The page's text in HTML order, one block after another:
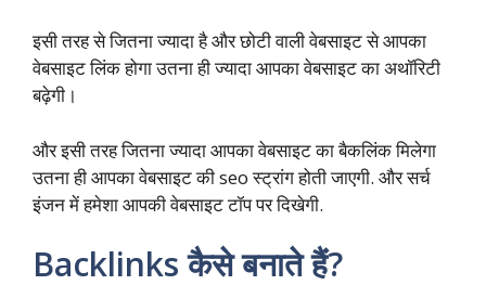
इसी तरह से जितना ज्यादा है और छोटी वाली वेबसाइट से आपका
वेबसाइट लिंक होगा उतना ही ज्यादा आपका वेबसाइट का अथॉरिटी
बढ़ेगी।
और इसी तरह जितना ज्यादा आपका वेबसाइट का बैकलिंक मिलेगा
उतना ही आपका वेबसाइट की seo स्ट्रांग होती जाएगी. और सर्च
इंजन में हमेशा आपकी वेबसाइट टॉप पर दिखेगी.
Backlinks कैसे बनाते हैं?